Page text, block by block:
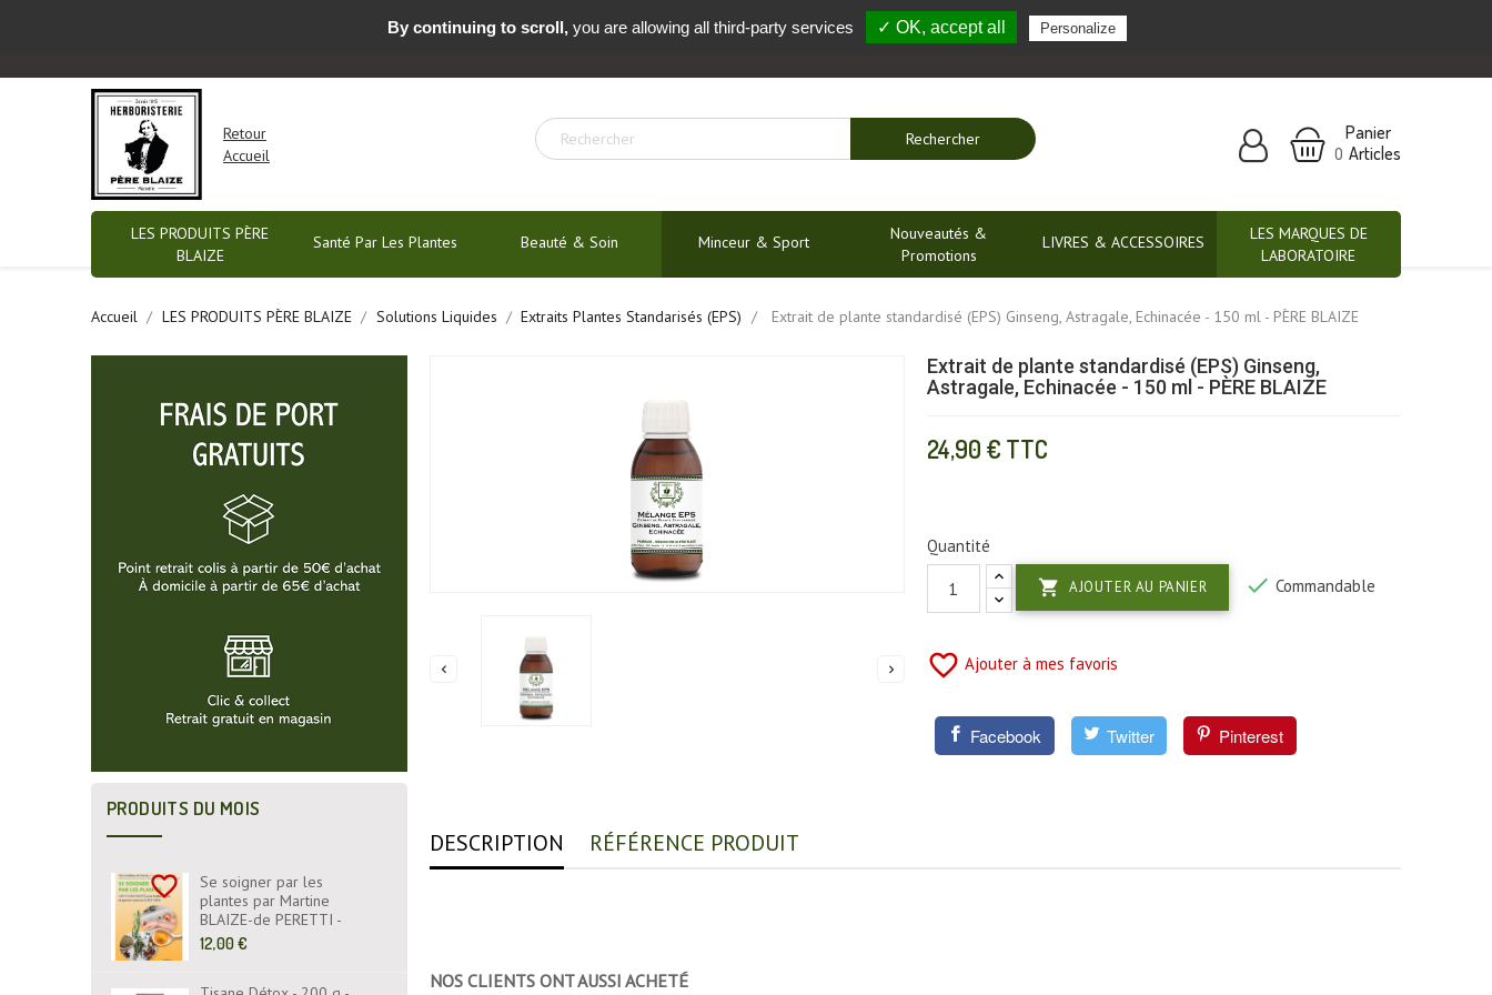
Nous contacter par email ou prendre RDV- 04 91 54 04 01
Retour
Accueil
Panier
0 Articles
Rechercher
LES PRODUITS PÈRE
BLAIZE
Santé Par Les Plantes Beauté & Soin Minceur & Sport
Nouveautés &
Promotions
LIVRES & ACCESSOIRES
LES MARQUES DE
LABORATOIRE
Accueil LES PRODUITS PÈRE BLAIZE Solutions Liquides Extraits Plantes Standarisés (EPS) Extrait de plante standardisé (EPS) Ginseng, Astragale, Echinacée - 150 ml - PÈRE BLAIZE
PRODUITS DU MOIS
favorite_border
Se soigner par les
plantes par Martine
BLAIZE-de PERETTI -
Fiches Santé - Livre -
EYROLLES ÉDITIONS
Prix
12,00 €
 
Extrait de plante standardisé (EPS) Ginseng,
Astragale, Echinacée - 150 ml - PÈRE BLAIZE
24,90 € TTC
Quantité
 AJOUTER AU PANIER  Commandable
favorite_border Ajouter à mes favoris
Facebook Twitter Pinterest
DESCRIPTION RÉFÉRENCE PRODUIT
NOS CLIENTS ONT AUSSI ACHETÉ
By continuing to scroll, you are allowing all third-party services ✓ OK, accept all Personalize